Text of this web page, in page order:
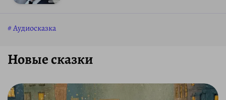
Аудиосказка
Новые сказки